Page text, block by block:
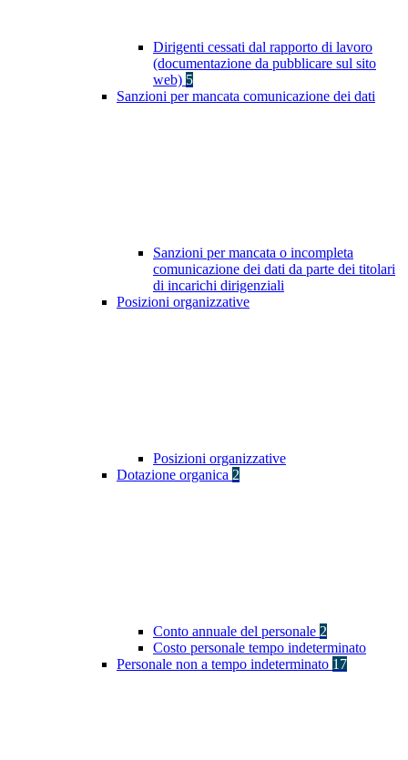
Dirigenti cessati dal rapporto di lavoro
(documentazione da pubblicare sul sito
web) 5
Sanzioni per mancata comunicazione dei dati
Sanzioni per mancata o incompleta
comunicazione dei dati da parte dei titolari
di incarichi dirigenziali
Posizioni organizzative
Posizioni organizzative
Dotazione organica 2
Conto annuale del personale 2
Costo personale tempo indeterminato
Personale non a tempo indeterminato 17